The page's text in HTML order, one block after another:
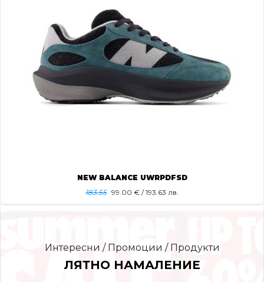
NEW BALANCE UWRPDFSD
183.55 99.00 € / 193.63 лв.
Интересни / Промоции / Продукти
ЛЯТНО НАМАЛЕНИЕ